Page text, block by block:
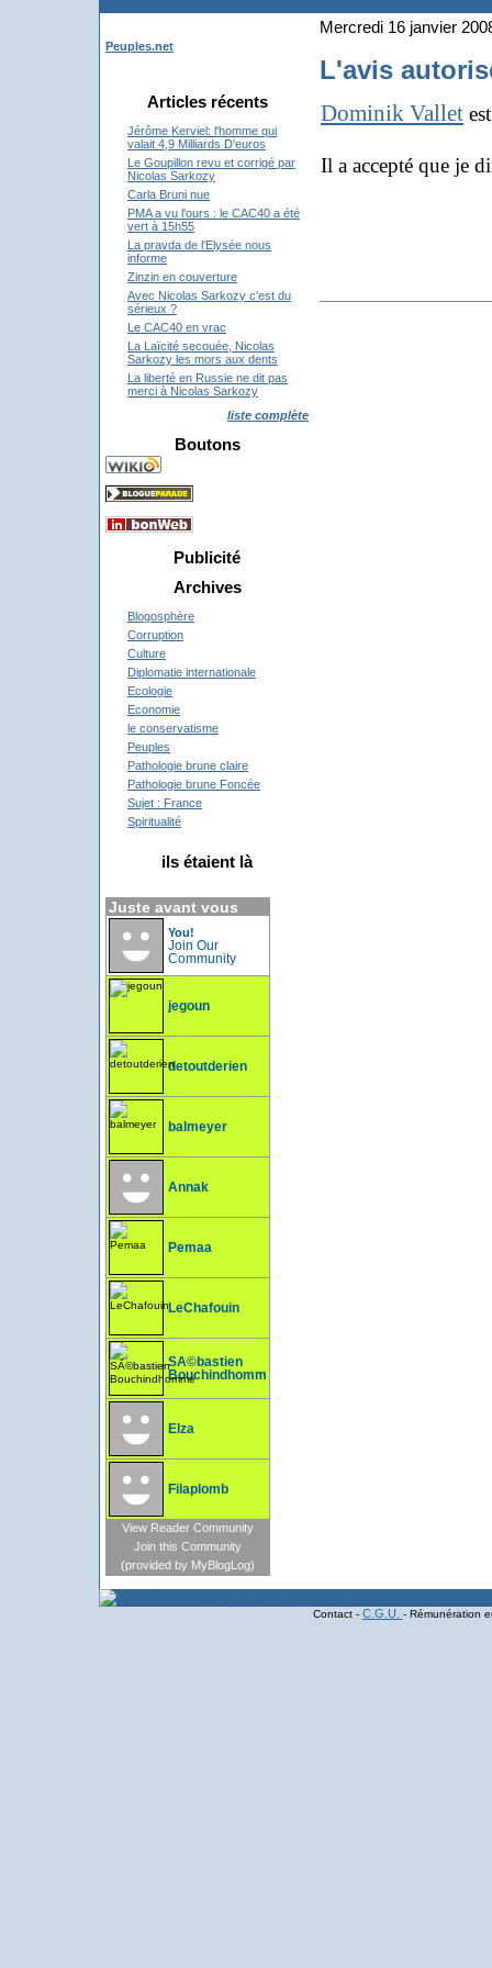
Peuples.net
Articles récents
Jérôme Kerviel: l'homme qui
valait 4,9 Milliards D'euros
Le Goupillon revu et corrigé par
Nicolas Sarkozy
Carla Bruni nue
PMA a vu l'ours : le CAC40 a été
vert à 15h55
La pravda de l'Elysée nous
informe
Zinzin en couverture
Avec Nicolas Sarkozy c'est du
sérieux ?
Le CAC40 en vrac
La Laïcité secouée, Nicolas
Sarkozy les mors aux dents
La liberté en Russie ne dit pas
merci à Nicolas Sarkozy
liste complète
Boutons
Publicité
Archives
Blogosphère
Corruption
Culture
Diplomatie internationale
Ecologie
Economie
le conservatisme
Peuples
Pathologie brune claire
Pathologie brune Foncée
Sujet : France
Spiritualité
ils étaient là
Juste avant vous
You!
Join Our
Community
jegoun
detoutderien
balmeyer
Annak
Pemaa
LeChafouin
SÃ©bastien
Bouchindhomme
Elza
Filaplomb
View Reader Community
Join this Community
(provided by MyBlogLog)
Mercredi 16 janvier
L'avis
Dominik Vallet
Il a accepté que je
Contact - C.G.U. - Rémunération